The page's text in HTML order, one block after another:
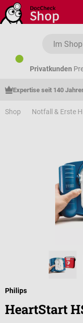
Zum Hauptinhalt
Privatkunden
Expertise seit 140
Shop Notfall & Erste
Philips
HeartStart